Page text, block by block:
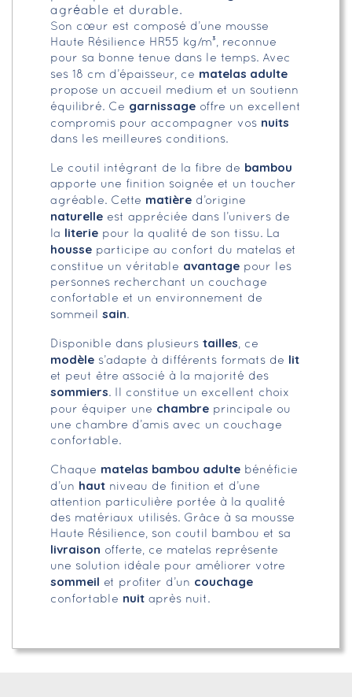
agréable et durable.
Son cœur est composé d’une mousse
Haute Résilience HR55 kg/m³, reconnue
pour sa bonne tenue dans le temps. Avec
ses 18 cm d’épaisseur, ce matelas adulte
propose un accueil medium et un soutienn
équilibré. Ce garnissage offre un excellent
compromis pour accompagner vos nuits
dans les meilleures conditions.
Le coutil intégrant de la fibre de bambou
apporte une finition soignée et un toucher
agréable. Cette matière d’origine
naturelle est appréciée dans l’univers de
la literie pour la qualité de son tissu. La
housse participe au confort du matelas et
constitue un véritable avantage pour les
personnes recherchant un couchage
confortable et un environnement de
sommeil sain.
Disponible dans plusieurs tailles, ce
modèle s’adapte à différents formats de lit
et peut être associé à la majorité des
sommiers. Il constitue un excellent choix
pour équiper une chambre principale ou
une chambre d’amis avec un couchage
confortable.
Chaque matelas bambou adulte bénéficie
d’un haut niveau de finition et d’une
attention particulière portée à la qualité
des matériaux utilisés. Grâce à sa mousse
Haute Résilience, son coutil bambou et sa
livraison offerte, ce matelas représente
une solution idéale pour améliorer votre
sommeil et profiter d’un couchage
confortable nuit après nuit.